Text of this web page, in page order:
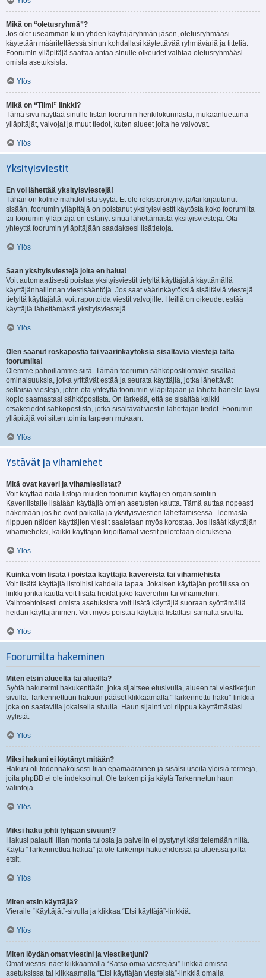
Mikä on “oletusryhmä”?
Jos olet useamman kuin yhden käyttäjäryhmän jäsen, oletusryhmääsi
käytetään määriteltäessä sinun kohdallasi käytettävää ryhmäväriä ja titteliä.
Foorumin ylläpitäjä saattaa antaa sinulle oikeudet vaihtaa oletusryhmääsi
omista asetuksista.
Ylös
Mikä on “Tiimi” linkki?
Tämä sivu näyttää sinulle listan foorumin henkilökunnasta, mukaanluettuna
ylläpitäjät, valvojat ja muut tiedot, kuten alueet joita he valvovat.
Ylös
Yksityisviestit
En voi lähettää yksityisviestejä!
Tähän on kolme mahdollista syytä. Et ole rekisteröitynyt ja/tai kirjautunut
sisään, foorumin ylläpitäjä on poistanut yksityisviestit käytöstä koko foorumilta
tai foorumin ylläpitäjä on estänyt sinua lähettämästä yksityisviestejä. Ota
yhteyttä foorumin ylläpitäjään saadaksesi lisätietoja.
Ylös
Saan yksityisviestejä joita en halua!
Voit automaattisesti poistaa yksityisviestit tietyltä käyttäjältä käyttämällä
käyttäjänhallinnan viestisääntöjä. Jos saat väärinkäytöksiä sisältäviä viestejä
tietyltä käyttäjältä, voit raportoida viestit valvojille. Heillä on oikeudet estää
käyttäjiä lähettämästä yksityisviestejä.
Ylös
Olen saanut roskapostia tai väärinkäytöksiä sisältäviä viestejä tältä
foorumilta!
Olemme pahoillamme siitä. Tämän foorumin sähköpostilomake sisältää
ominaisuuksia, jotka yrittävät estää ja seurata käyttäjiä, jotka lähettävät
sellaisia viestejä, joten ota yhteyttä foorumin ylläpitäjään ja lähetä hänelle täysi
kopio saamastasi sähköpostista. On tärkeää, että se sisältää kaikki
otsaketiedot sähköpostista, jotka sisältävät viestin lähettäjän tiedot. Foorumin
ylläpitäjä voi sitten toimia tarpeen mukaan.
Ylös
Ystävät ja vihamiehet
Mitä ovat kaveri ja vihamieslistat?
Voit käyttää näitä listoja muiden foorumin käyttäjien organisointiin.
Kaverilistalle lisätään käyttäjiä omien asetusten kautta. Tämä auttaa nopeasti
näkemään jos he ovat paikalla ja yksityisviestien lähettämisessä. Teemasta
riippuen näiden käyttäjien viestit saatetaan myös korostaa. Jos lisäät käyttäjän
vihamieheksi, kaikki käyttäjän kirjoittamat viestit piilotetaan oletuksena.
Ylös
Kuinka voin lisätä / poistaa käyttäjiä kavereista tai vihamiehistä
Voit lisätä käyttäjiä listoihisi kahdella tapaa. Jokaisen käyttäjän profiilissa on
linkki jonka kautta voit lisätä heidät joko kavereihin tai vihamiehiin.
Vaihtoehtoisesti omista asetuksista voit lisätä käyttäjiä suoraan syöttämällä
heidän käyttäjänimen. Voit myös poistaa käyttäjiä listaltasi samalta sivulta.
Ylös
Foorumilta hakeminen
Miten etsin alueelta tai alueilta?
Syötä hakutermi hakukenttään, joka sijaitsee etusivulla, alueen tai viestiketjun
sivulla. Tarkennettuun hakuun pääset klikkaamalla “Tarkennettu haku”-linkkiä
joka on saatavilla jokaisella sivulla. Haun sijainti voi riippua käyttämästäsi
tyylistä.
Ylös
Miksi hakuni ei löytänyt mitään?
Hakusi oli todennäköisesti liian epämääräinen ja sisälsi useita yleisiä termejä,
joita phpBB ei ole indeksoinut. Ole tarkempi ja käytä Tarkennetun haun
valintoja.
Ylös
Miksi haku johti tyhjään sivuun!?
Hakusi palautti liian monta tulosta ja palvelin ei pystynyt käsittelemään niitä.
Käytä “Tarkennettua hakua” ja ole tarkempi hakuehdoissa ja alueissa joilta
etsit.
Ylös
Miten etsin käyttäjiä?
Vieraile “Käyttäjät”-sivulla ja klikkaa “Etsi käyttäjä”-linkkiä.
Ylös
Miten löydän omat viestini ja viestiketjuni?
Omat viestisi näet klikkaamalla “Katso omia viestejäsi”-linkkiä omissa
asetuksissa tai klikkaamalla “Etsi käyttäjän viesteistä”-linkkiä omalla